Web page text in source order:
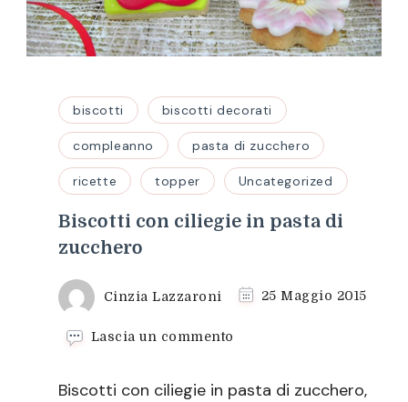
biscotti biscotti decorati
compleanno pasta di zucchero
ricette topper Uncategorized
Biscotti con ciliegie in pasta di
zucchero
Cinzia Lazzaroni 25 Maggio 2015
Lascia un commento
ciliegie
Biscotti con ciliegie in pasta di zucchero,